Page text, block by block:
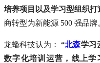
培养项目以及学习型组织打
商转型为新能源 500 强品牌
龙蟠科技认为：“北森学习
数字化培训运营，线上